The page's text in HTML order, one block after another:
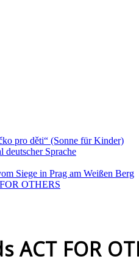
pro děti“ (Sonne für Kinder)
deutscher Sprache
Siege in Prag am Weißen Berg
OTHERS
FOR